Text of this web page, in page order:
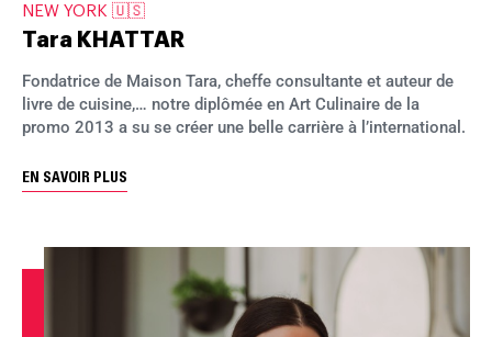
NEW YORK 🇺🇸
Tara KHATTAR
Fondatrice de Maison Tara, cheffe consultante et auteur de
livre de cuisine,… notre diplômée en Art Culinaire de la
promo 2013 a su se créer une belle carrière à l’international.
EN SAVOIR PLUS